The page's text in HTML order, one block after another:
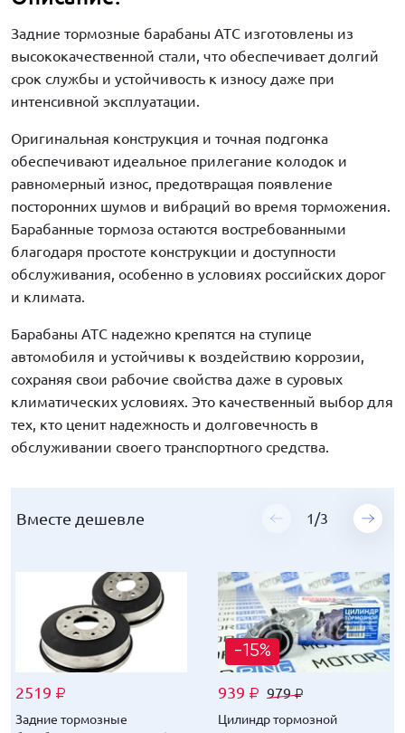
Задние тормозные барабаны ATC изготовлены из
высококачественной стали, что обеспечивает долгий
срок службы и устойчивость к износу даже при
интенсивной эксплуатации.
Оригинальная конструкция и точная подгонка
обеспечивают идеальное прилегание колодок и
равномерный износ, предотвращая появление
посторонних шумов и вибраций во время торможения.
Барабанные тормоза остаются востребованными
благодаря простоте конструкции и доступности
обслуживания, особенно в условиях российских дорог
и климата.
Барабаны ATC надежно крепятся на ступице
автомобиля и устойчивы к воздействию коррозии,
сохраняя свои рабочие свойства даже в суровых
климатических условиях. Это качественный выбор для
тех, кто ценит надежность и долговечность в
обслуживании своего транспортного средства.
Вместе дешевле 1 /3
2519 ₽
Задние тормозные
-15%
939 ₽ 979₽
Цилиндр тормозной
Вместе дешевле 1 /3
2519 ₽
Задние тормозные
-14%
1055₽ 1099
Оригинальный задний
Вместе дешевле 1 /3
2519 ₽
Задние тормозные
-12%
1295₽ 1349
Комплект тросов привода